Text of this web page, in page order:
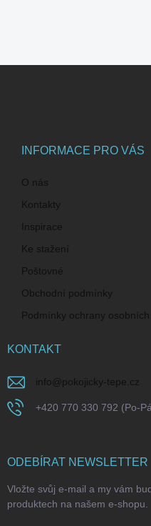
INFORMACE PRO VÁS
O nás
Kontakty
Inspirace
Ke stažení
Poštovné
Obchodní podmínky
Podmínky ochrany osobních
KONTAKT
info@pokojicky-tepe.cz
+420 770 330 792 (Po-
ODEBÍRAT NEWSLETTER
Vložte svůj e-mail a my vám
produktech na našem e-shopu.